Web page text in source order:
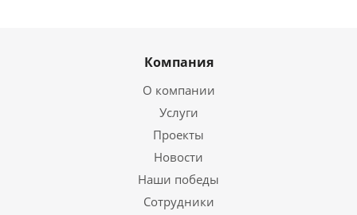
Компания
О компании
Услуги
Проекты
Новости
Наши победы
Сотрудники